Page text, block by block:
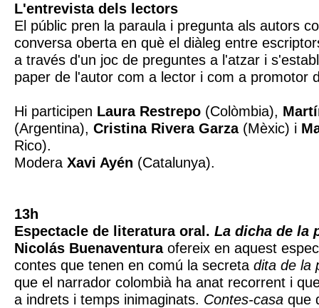
L'entrevista dels lectors
El públic pren la paraula i pregunta als autors
conversa oberta en què el diàleg entre
a través d'un joc de preguntes a l'atzar i
paper de l'autor com a lector i com a promotor
Hi participen Laura Restrepo (Colòmbia),
(Argentina), Cristina Rivera Garza(Mèxic) i
Rico).
Modera Xavi Ayén (Catalunya).
13h
Espectacle de literatura oral. La dicha de la
Nicolás Buenaventuraofereix en aquest
contes que tenen en comú la secreta dita de la
que el narrador colombià ha anat recorrent i
a indrets i temps inimaginats. Contes-casa que